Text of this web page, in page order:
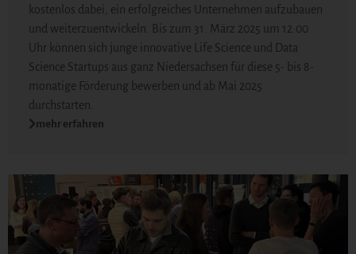
kostenlos dabei, ein erfolgreiches Unternehmen aufzubauen
und weiterzuentwickeln. Bis zum 31. März 2025 um 12:00
Uhr können sich junge innovative Life Science und Data
Science Startups aus ganz Niedersachsen für diese 5- bis 8-
monatige Förderung bewerben und ab Mai 2025
durchstarten.
mehr erfahren